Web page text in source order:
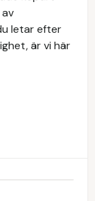
letar efter
är vi här